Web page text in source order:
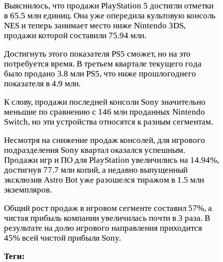
Выяснилось, что продажи PlayStation 5 достигли отметки
в 65.5 млн единиц. Она уже опередила культовую консоль
NES и теперь занимает место ниже Nintendo 3DS,
продажи которой составили 75.94 млн.
Достигнуть этого показателя PS5 сможет, но на это
потребуется время. В третьем квартале текущего года
было продано 3.8 млн PS5, что ниже прошлогоднего
показателя в 4.9 млн.
К слову, продажи последней консоли Sony значительно
меньшие по сравнению с 146 млн проданных Nintendo
Switch, но эти устройства относятся к разным сегментам.
Несмотря на снижение продаж консолей, для игрового
подразделения Sony квартал оказался успешным.
Продажи игр и ПО для PlayStation увеличились на 14.94%,
достигнув 77.7 млн копий, а недавно выпущенный
эксклюзив Astro Bot уже разошелся тиражом в 1.5 млн
экземпляров.
Общий рост продаж в игровом сегменте составил 57%, а
чистая прибыль компании увеличилась почти в 3 раза. В
результате на долю игрового направления приходится
45% всей чистой прибыли Sony.
Теги: